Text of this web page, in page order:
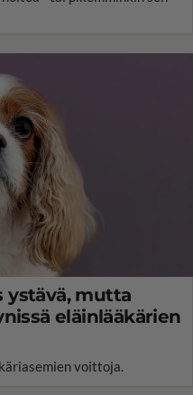
ystävä, mutta
eläinlääkärien
voittoja.